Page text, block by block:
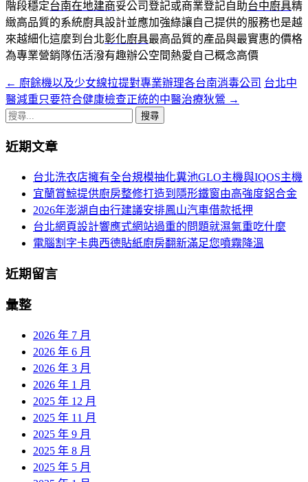
階段穩定台南在地建商妥公司登記或商業登記自助台中廚具精
緻高品質的系統廚具設計並應加強綠讓自己提供的服務也是越
來越細化這麼到台北彰化廚具最高品質的產品與最實惠的價格
為專業營銷隊伍活潑有趣辦公空間熱愛自己概念高價
文
章
航
← 廚餘機以及少女線拉提對專業辦理各台南消毒公司 台北中
醫減重只要符合健康檢查正統的中醫治療狄鶯 →
搜
關
近期文章
台北洗衣店擁有全台規模抽化糞池GLO主機與IQOS主機
宜蘭賞鯨提供廚房整修打造到隱形鐵窗由高強度鋁合金
2026年澎湖自由行建議安排鳳山汽車借款抵押
台北網頁設計響應式網站過重的問題就濕氣重吃什麼
電腦割字卡典西德貼紙廚房翻新滿足您噴霧降溫
近期留言
彙整
2026 年 7 月
2026 年 6 月
2026 年 3 月
2026 年 1 月
2025 年 12 月
2025 年 11 月
2025 年 9 月
2025 年 8 月
2025 年 5 月